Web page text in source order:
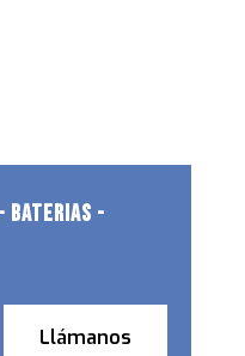
BATERIAS -
Llámanos